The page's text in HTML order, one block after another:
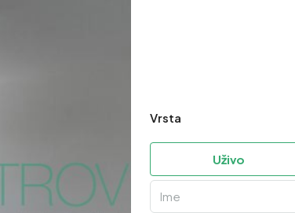
Vrsta
Uživo